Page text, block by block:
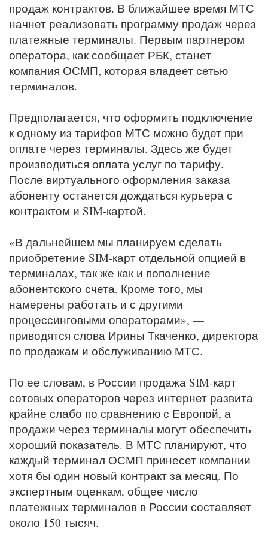
продаж контрактов. В ближайшее время МТС
начнет реализовать программу продаж через
платежные терминалы. Первым партнером
оператора, как сообщает РБК, станет
компания ОСМП, которая владеет сетью
терминалов.
Предполагается, что оформить подключение
к одному из тарифов МТС можно будет при
оплате через терминалы. Здесь же будет
производиться оплата услуг по тарифу.
После виртуального оформления заказа
абоненту останется дождаться курьера с
контрактом и SIM-картой.
«В дальнейшем мы планируем сделать
приобретение SIM-карт отдельной опцией в
терминалах, так же как и пополнение
абонентского счета. Кроме того, мы
намерены работать и с другими
процессинговыми операторами», —
приводятся слова Ирины Ткаченко, директора
по продажам и обслуживанию МТС.
По ее словам, в России продажа SIM-карт
сотовых операторов через интернет развита
крайне слабо по сравнению с Европой, а
продажи через терминалы могут обеспечить
хороший показатель. В МТС планируют, что
каждый терминал ОСМП принесет компании
хотя бы один новый контракт за месяц. По
экспертным оценкам, общее число
платежных терминалов в России составляет
около 150 тысяч.